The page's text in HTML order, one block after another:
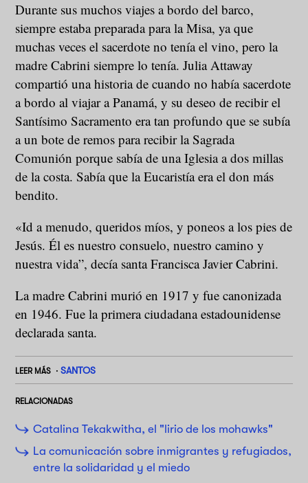
Durante sus muchos viajes a bordo del barco,
siempre estaba preparada para la Misa, ya que
muchas veces el sacerdote no tenía el vino, pero la
madre Cabrini siempre lo tenía. Julia Attaway
compartió una historia de cuando no había sacerdote
a bordo al viajar a Panamá, y su deseo de recibir el
Santísimo Sacramento era tan profundo que se subía
a un bote de remos para recibir la Sagrada
Comunión porque sabía de una Iglesia a dos millas
de la costa. Sabía que la Eucaristía era el don más
bendito.
«Id a menudo, queridos míos, y poneos a los pies de
Jesús. Él es nuestro consuelo, nuestro camino y
nuestra vida”, decía santa Francisca Javier Cabrini.
La madre Cabrini murió en 1917 y fue canonizada
en 1946. Fue la primera ciudadana estadounidense
declarada santa.
LEER MÁS SANTOS
RELACIONADAS
Catalina Tekakwitha, el "lirio de los mohawks"
La comunicación sobre inmigrantes y refugiados,
entre la solidaridad y el miedo